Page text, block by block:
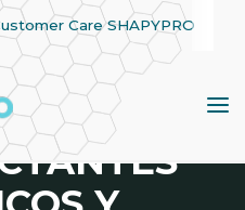
Care SHAPYPRO
DE